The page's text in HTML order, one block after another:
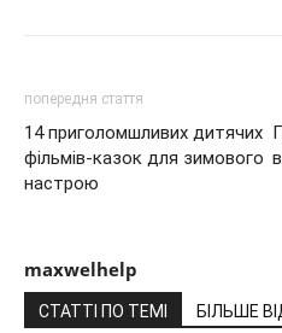
попередня стаття
14 приголомшливих дитячих
фільмів-казок для зимового
настрою
maxwelhelp
СТАТТІ ПО ТЕМІ БІЛЬШЕ